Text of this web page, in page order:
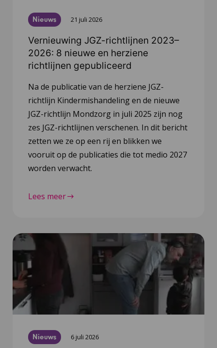
Nieuws 21 juli 2026
Vernieuwing JGZ-richtlijnen 2023–
2026: 8 nieuwe en herziene
richtlijnen gepubliceerd
Na de publicatie van de herziene JGZ-
richtlijn Kindermishandeling en de nieuwe
JGZ-richtlijn Mondzorg in juli 2025 zijn nog
zes JGZ-richtlijnen verschenen. In dit bericht
zetten we ze op een rij en blikken we
vooruit op de publicaties die tot medio 2027
worden verwacht.
Lees meer
Nieuws 6 juli 2026